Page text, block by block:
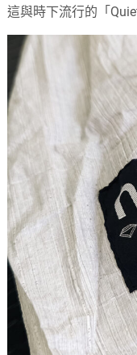
這與時下流行的「